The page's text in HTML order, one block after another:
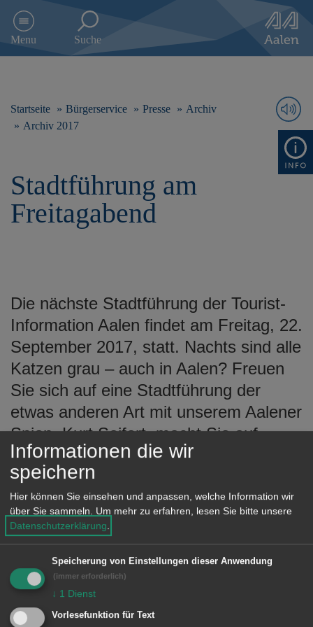
e
Menu Suche
Startseite Bürgerservice Presse
Archiv
Archiv 2017
Stadtführung am
Freitagabend
Die nächste Stadtführung der Tourist-
Information Aalen findet am Freitag, 22.
September 2017, statt. Nachts sind alle
Katzen grau – auch in Aalen? Freuen
Sie sich auf eine Stadtführung der
etwas anderen Art mit unserem Aalener
Spion. Kurt Seifert, macht Sie auf
seiner nächtlichen Tour mit Aalener
Geschichte und Geschichten vertraut.
Treffpunkt ist um 21 Uhr vor der
Tourist-Information, Spionrathaus,
Reichsstädter Straße 1. Die
Teilnahmegebühr für Erwachsene
beträgt für Erwachsene 4 Euro,
Kinder/Jugendliche 2 Euro.
Informationen die wir
speichern
Hier können Sie einsehen und anpassen, welche Information wir
über Sie sammeln. Um mehr zu erfahren, lesen Sie bitte unsere
Datenschutzerklärung.
Speicherung von Einstellungen dieser Anwendung
(immer erforderlich)
↓ 1 Dienst
Vorlesefunktion für Text